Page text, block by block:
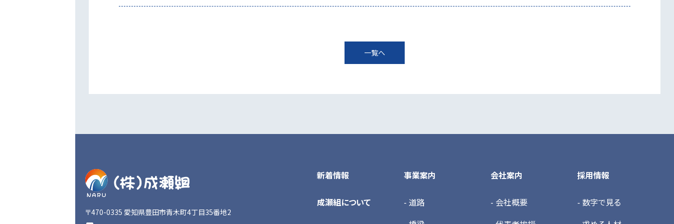
一覧へ
〒470-0335 愛知県豊田市青木町4丁目35番地2
新着情報
成瀬組について
事業案内
- 道路
会社案内
- 会社概要
採用情報
- 数字で見る